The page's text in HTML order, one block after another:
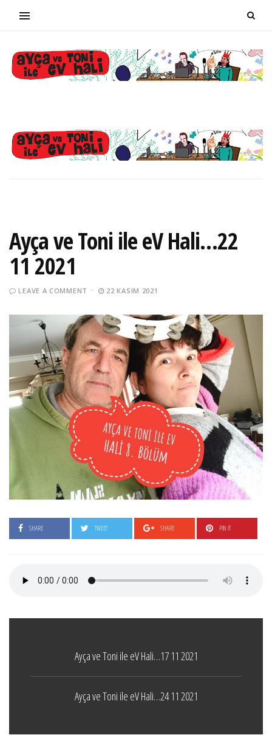
Ayça ve Toni ile eV Hali…22
11 2021
LEAVE A COMMENT 22 KASIM 2021
SHARE TWEET SHARE PIN IT
Ayça ve Toni ile eV Hali…17 11 2021
Ayça ve Toni ile eV Hali…24 11 2021